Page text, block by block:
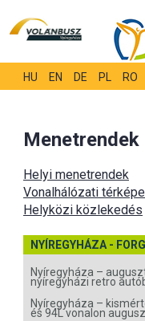
HU EN DE PL RO
Menetrendek
Helyi menetrendek
Vonalhálózati
Helyközi közlekedés
NYÍREGYHÁZA -
Nyíregyháza –
nyíregyházi retro
Nyíregyháza –
és 94L vonalon